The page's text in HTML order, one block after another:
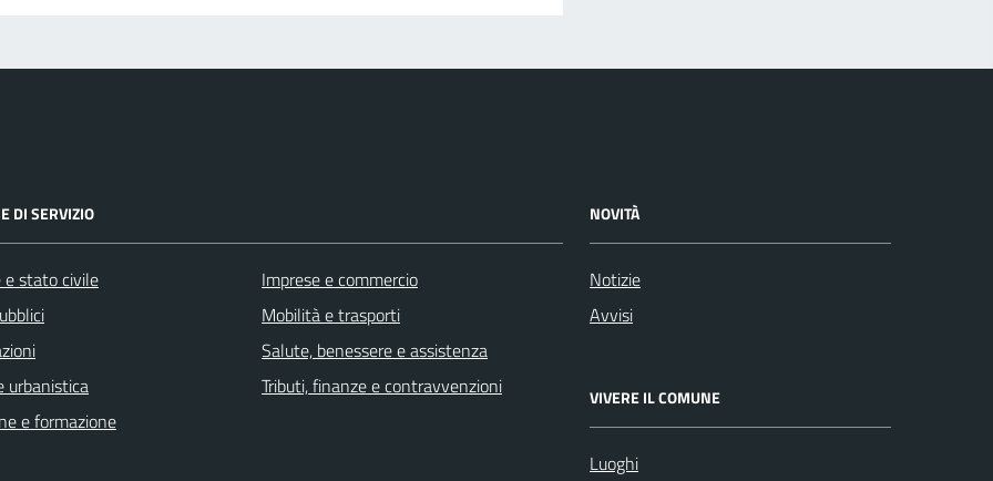
DI SERVIZIO
e stato civile
urbanistica
e formazione
Imprese e commercio
Mobilità e trasporti
Salute, benessere e assistenza
Tributi, finanze e contravvenzioni
NOVITÀ
Notizie
Avvisi
VIVERE IL COMUNE
Luoghi